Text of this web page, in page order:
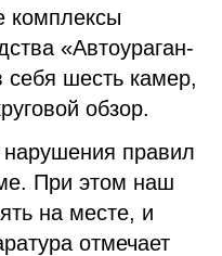
комплексы
«Автоураган-
шесть камер,
обзор.
правил
При этом наш
на месте, и
отмечает